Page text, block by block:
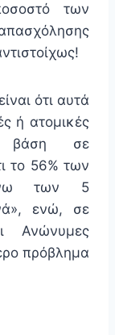
των
ότι αυτά
ή ατομικές
βάση σε
το 56% των
των 5
ενώ, σε
Ανώνυμες
πρόβλημα